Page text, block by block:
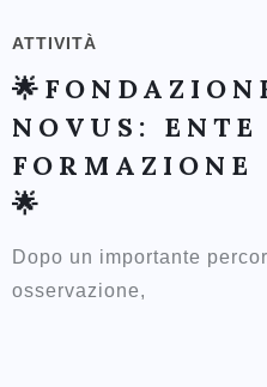
ATTIVITÀ
NOVUS: ENTE
🌟
Dopo un importante
osservazione,